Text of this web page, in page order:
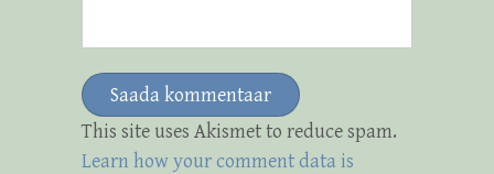
This site uses Akismet to reduce spam.
Learn how your comment data is